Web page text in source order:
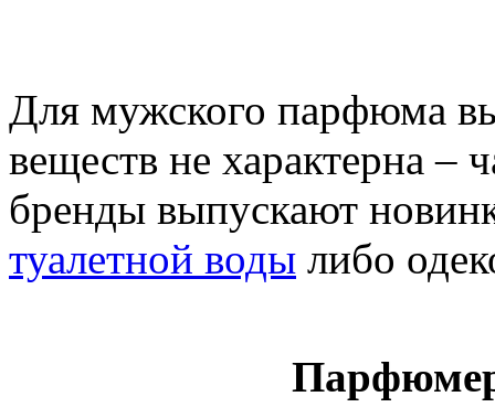
Для мужского парфюма
веществ не характерна
бренды выпускают
туалетной воды либо